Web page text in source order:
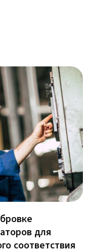
для
соответствия